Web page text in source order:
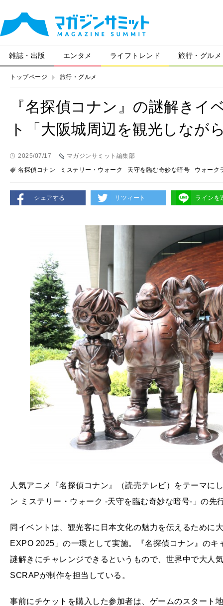
雑誌・出版 エンタメ ライフトレンド 旅行・グルメ
トップページ 旅行・グルメ
『名探偵コナン』の謎解きイ
ト「大阪城周辺を観光しなが
2025/07/17
マガジンサミット編集部
名探偵コナン
ミステリー・ウォーク 天守を臨む奇妙な暗号 ウォーク
シェアする リツィート ラインを
人気アニメ『名探偵コナン』（読売テレビ）をテーマに
ン ミステリー・ウォーク -天守を臨む奇妙な暗号-」の先
同イベントは、観光客に日本文化の魅力を伝えるために
EXPO 2025」の一環として実施。『名探偵コナン』の
謎解きにチャレンジできるというもので、世界中で大人
SCRAPが制作を担当している。
事前にチケットを購入した参加者は、ゲームのスタート